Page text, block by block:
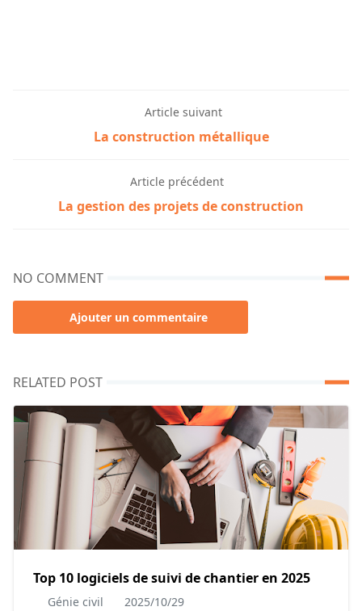
Article suivant
La construction métallique
Article précédent
La gestion des projets de construction
NO COMMENT
Ajouter un commentaire
RELATED POST
Top 10 logiciels de suivi de chantier en 2025
Génie civil 2025/10/29